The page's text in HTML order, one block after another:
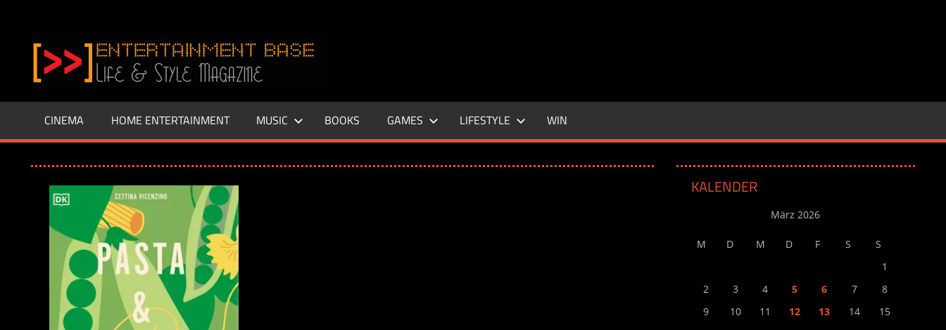
springen
–
LIFE
Base.de
CINEMA HOME ENTERTAINMENT MUSIC BOOKS GAMES LIFESTYLE WIN
KALENDER
März 2026
M D M D F S
S
1
2
3 4 5 6 7
8
9
10 11 12 13 14
15